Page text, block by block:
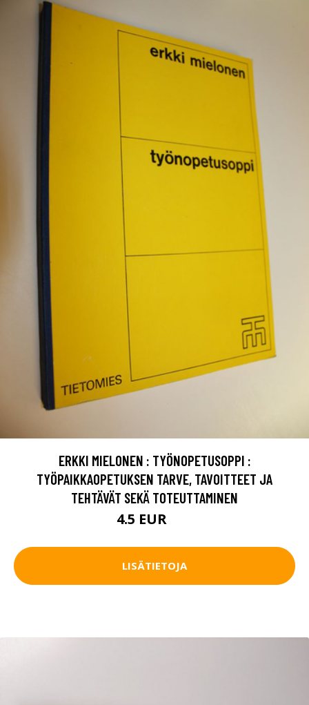
ERKKI MIELONEN : TYÖNOPETUSOPPI :
TYÖPAIKKAOPETUKSEN TARVE, TAVOITTEET JA
TEHTÄVÄT SEKÄ TOTEUTTAMINEN
4.5 EUR
LISÄTIETOJA